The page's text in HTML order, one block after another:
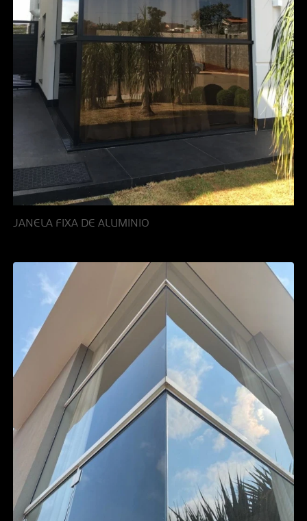
JANELA FIXA DE ALUMINIO